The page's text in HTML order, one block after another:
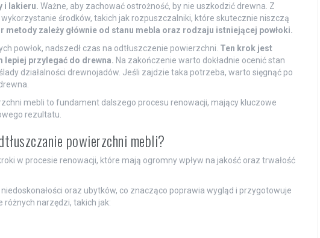
i lakieru. Ważne, aby zachować ostrożność, by nie uszkodzić drewna. Z
środków, takich jak rozpuszczalniki, które skutecznie niszczą
metody zależy głównie od stanu mebla oraz rodzaju istniejącej powłoki.
powłok, nadszedł czas na odtłuszczenie powierzchni. Ten krok jest
lepiej przylegać do drewna. Na zakończenie warto dokładnie ocenić stan
działalności drewnojadów. Jeśli zajdzie taka potrzeba, warto sięgnąć po
mebli to fundament dalszego procesu renowacji, mający kluczowe
rezultatu.
powierzchni mebli?
w procesie renowacji, które mają ogromny wpływ na jakość oraz trwałość
oraz ubytków, co znacząco poprawia wygląd i przygotowuje
różnych narzędzi, takich jak: